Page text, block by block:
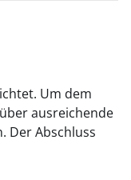
Um dem
ausreichende
Der Abschluss
von